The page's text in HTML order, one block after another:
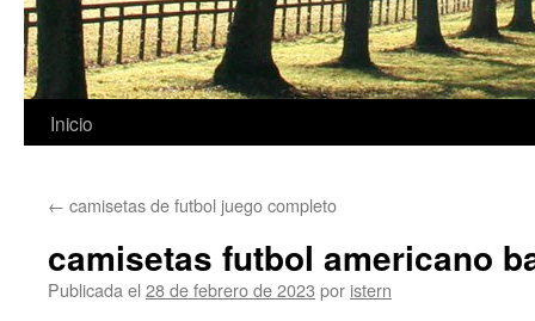
Saltar
contenido
Inicio
← camisetas de futbol juego completo
camisetas futbol americano
Publicada el 28 de febrero de 2023 por istern